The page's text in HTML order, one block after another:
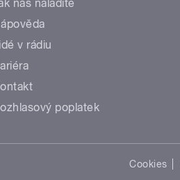
nás naladíte
v rádiu
poplatek
Cookies